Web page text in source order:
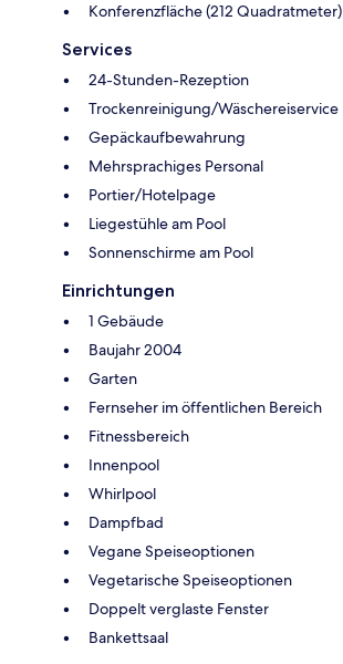
Konferenzfläche (212 Quadratmeter)
Services
24-Stunden-Rezeption
Trockenreinigung/Wäschereiservice
Gepäckaufbewahrung
Mehrsprachiges Personal
Portier/Hotelpage
Liegestühle am Pool
Sonnenschirme am Pool
Einrichtungen
1 Gebäude
Baujahr 2004
Garten
Fernseher im öffentlichen Bereich
Fitnessbereich
Innenpool
Whirlpool
Dampfbad
Vegane Speiseoptionen
Vegetarische Speiseoptionen
Doppelt verglaste Fenster
Bankettsaal